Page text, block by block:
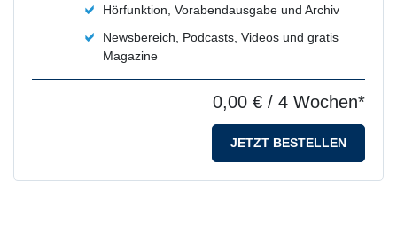
Hörfunktion, Vorabendausgabe und Archiv
Newsbereich, Podcasts, Videos und gratis
Magazine
0,00 € / 4 Wochen*
JETZT BESTELLEN